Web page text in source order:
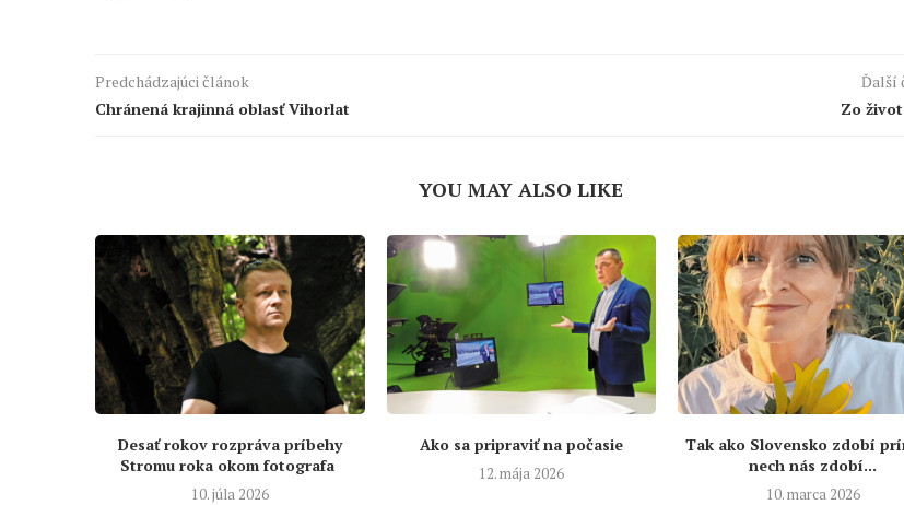
Predchádzajúci článok
Chránená krajinná oblasť Vihorlat
Ďalší
Zo
YOU MAY ALSO LIKE
Desať rokov rozpráva príbehy
Stromu roka okom fotografa
10. júla 2026
Ako sa pripraviť na počasie
12. mája 2026
Tak ako Slovensko zdobí
nech nás zdobí...
10. marca 2026